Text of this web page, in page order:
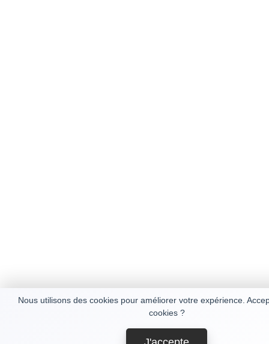
Nous utilisons des cookies pour améliorer votre expérience.
cookies ?